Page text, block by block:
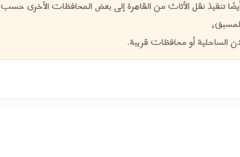
تنفيذ نقل الأثاث من القاهرة إلى بعض المحافظات الأخرى حسب
الساحلية أو محافظات قريبة.